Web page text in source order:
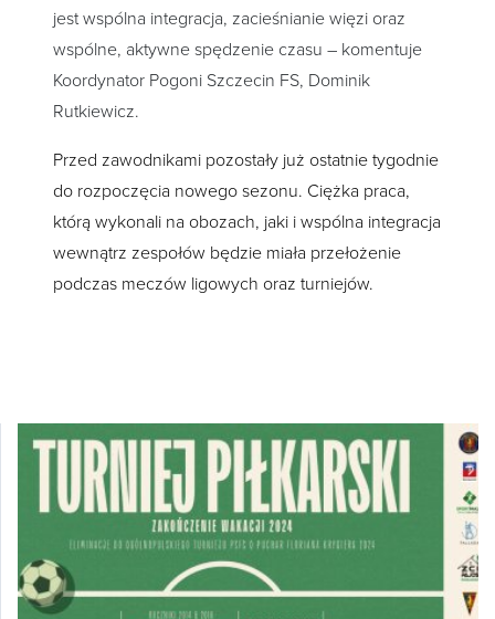
jest wspólna integracja, zacieśnianie więzi oraz
wspólne, aktywne spędzenie czasu – komentuje
Koordynator Pogoni Szczecin FS, Dominik
Rutkiewicz.
Przed zawodnikami pozostały już ostatnie tygodnie
do rozpoczęcia nowego sezonu. Ciężka praca,
którą wykonali na obozach, jaki i wspólna integracja
wewnątrz zespołów będzie miała przełożenie
podczas meczów ligowych oraz turniejów.